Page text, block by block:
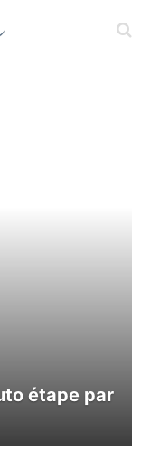
étape par